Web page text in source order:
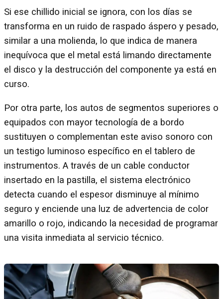
Si ese chillido inicial se ignora, con los días se
transforma en un ruido de raspado áspero y pesado,
similar a una molienda, lo que indica de manera
inequívoca que el metal está limando directamente
el disco y la destrucción del componente ya está en
curso.
Por otra parte, los autos de segmentos superiores o
equipados con mayor tecnología de a bordo
sustituyen o complementan este aviso sonoro con
un testigo luminoso específico en el tablero de
instrumentos. A través de un cable conductor
insertado en la pastilla, el sistema electrónico
detecta cuando el espesor disminuye al mínimo
seguro y enciende una luz de advertencia de color
amarillo o rojo, indicando la necesidad de programar
una visita inmediata al servicio técnico.